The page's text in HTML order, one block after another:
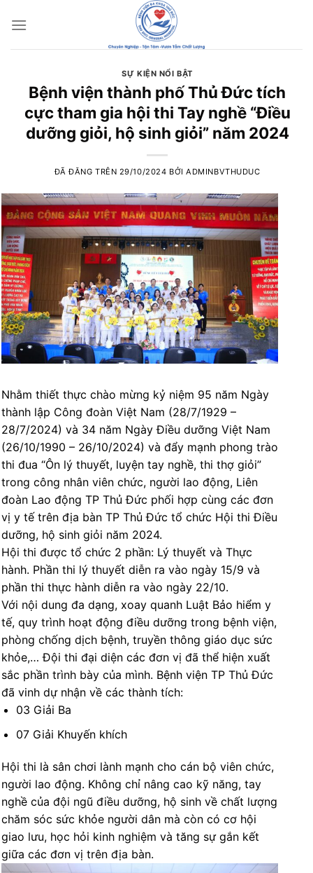
đến
SỰ KIỆN NỔI BẬT
Bệnh viện thành phố Thủ Đức tích
cực tham gia hội thi Tay nghề “Điều
dưỡng giỏi, hộ sinh giỏi” năm 2024
ĐÃ ĐĂNG TRÊN 29/10/2024 BỞIADMINBVTHUDUC
Nhằm thiết thực chào mừng kỷ niệm 95 năm Ngày
thành lập Công đoàn Việt Nam (28/7/1929 –
28/7/2024) và 34 năm Ngày Điều dưỡng Việt Nam
(26/10/1990 – 26/10/2024) và đẩy mạnh phong trào
thi đua “Ôn lý thuyết, luyện tay nghề, thi thợ giỏi”
trong công nhân viên chức, người lao động, Liên
đoàn Lao động TP Thủ Đức phối hợp cùng các đơn
vị y tế trên địa bàn TP Thủ Đức tổ chức Hội thi Điều
dưỡng, hộ sinh giỏi năm 2024.
Hội thi được tổ chức 2 phần: Lý thuyết và Thực
hành. Phần thi lý thuyết diễn ra vào ngày 15/9 và
phần thi thực hành diễn ra vào ngày 22/10.
Với nội dung đa dạng, xoay quanh Luật Bảo hiểm y
tế, quy trình hoạt động điều dưỡng trong bệnh viện,
phòng chống dịch bệnh, truyền thông giáo dục sức
khỏe,… Đội thi đại diện các đơn vị đã thể hiện xuất
sắc phần trình bày của mình. Bệnh viện TP Thủ Đức
đã vinh dự nhận về các thành tích:
03 Giải Ba
07 Giải Khuyến khích
Hội thi là sân chơi lành mạnh cho cán bộ viên chức,
người lao động. Không chỉ nâng cao kỹ năng, tay
nghề của đội ngũ điều dưỡng, hộ sinh về chất lượng
chăm sóc sức khỏe người dân mà còn có cơ hội
giao lưu, học hỏi kinh nghiệm và tăng sự gắn kết
giữa các đơn vị trên địa bàn.